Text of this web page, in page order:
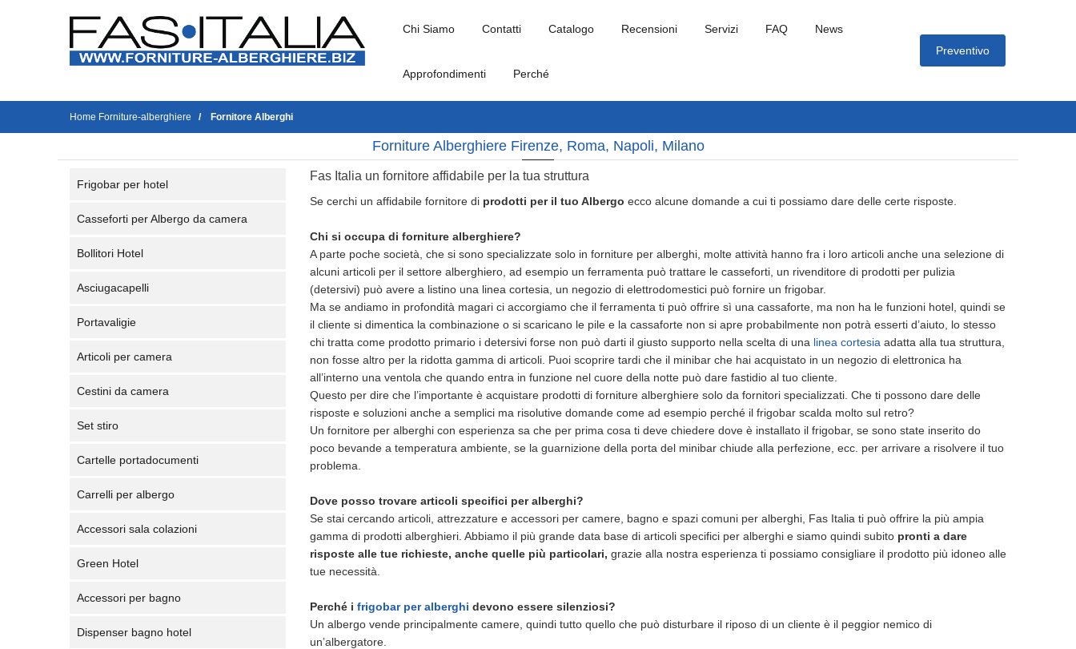
Chi Siamo Contatti Catalogo Recensioni Servizi FAQ News
Approfondimenti Perché
Preventivo
Home Forniture-alberghiere Fornitore Alberghi
Forniture Alberghiere Firenze, Roma, Napoli, Milano
Frigobar per hotel
Casseforti per Albergo da camera
Bollitori Hotel
Asciugacapelli
Portavaligie
Articoli per camera
Cestini da camera
Set stiro
Cartelle portadocumenti
Carrelli per albergo
Accessori sala colazioni
Green Hotel
Accessori per bagno
Dispenser bagno hotel
Fas Italia un fornitore affidabile per la tua struttura
Se cerchi un affidabile fornitore di prodotti per il tuo Albergo ecco alcune domande a cui ti possiamo dare delle certe risposte.
Chi si occupa di forniture alberghiere?
A parte poche società, che si sono specializzate solo in forniture per alberghi, molte attività hanno fra i loro articoli anche una selezione di
alcuni articoli per il settore alberghiero, ad esempio un ferramenta può trattare le casseforti, un rivenditore di prodotti per pulizia
(detersivi) può avere a listino una linea cortesia, un negozio di elettrodomestici può fornire un frigobar.
Ma se andiamo in profondità magari ci accorgiamo che il ferramenta ti può offrire sì una cassaforte, ma non ha le funzioni hotel, quindi se
il cliente si dimentica la combinazione o si scaricano le pile e la cassaforte non si apre probabilmente non potrà esserti d’aiuto, lo stesso
chi tratta come prodotto primario i detersivi forse non può darti il giusto supporto nella scelta di una linea cortesia adatta alla tua struttura,
non fosse altro per la ridotta gamma di articoli. Puoi scoprire tardi che il minibar che hai acquistato in un negozio di elettronica ha
all’interno una ventola che quando entra in funzione nel cuore della notte può dare fastidio al tuo cliente.
Questo per dire che l’importante è acquistare prodotti di forniture alberghiere solo da fornitori specializzati. Che ti possono dare delle
risposte e soluzioni anche a semplici ma risolutive domande come ad esempio perché il frigobar scalda molto sul retro?
Un fornitore per alberghi con esperienza sa che per prima cosa ti deve chiedere dove è installato il frigobar, se sono state inserito do
poco bevande a temperatura ambiente, se la guarnizione della porta del minibar chiude alla perfezione, ecc. per arrivare a risolvere il tuo
problema.
Dove posso trovare articoli specifici per alberghi?
Se stai cercando articoli, attrezzature e accessori per camere, bagno e spazi comuni per alberghi, Fas Italia ti può offrire la più ampia
gamma di prodotti alberghieri. Abbiamo il più grande data base di articoli specifici per alberghi e siamo quindi subito pronti a dare
risposte alle tue richieste, anche quelle più particolari, grazie alla nostra esperienza ti possiamo consigliare il prodotto più idoneo alle
tue necessità.
Perché i frigobar per alberghi devono essere silenziosi?
Un albergo vende principalmente camere, quindi tutto quello che può disturbare il riposo di un cliente è il peggior nemico di
un’albergatore.